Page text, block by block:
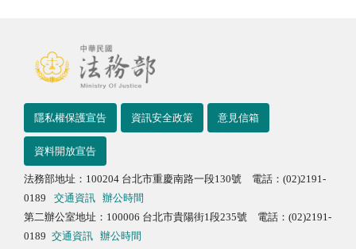
隱私權保護宣告 資訊安全政策 意見信箱
資料開放宣告
法務部地址：100204 台北市重慶南路一段130號 電話：(02)2191-
0189
交通資訊
辦公時間
第二辦公室地址：100006 台北市貴陽街1段235號 電話：(02)2191-
0189 交通資訊 辦公時間